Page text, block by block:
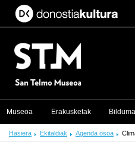
Hasiera Ekitaldiak Agenda osoa
Museoa Erakusketak Bilduma